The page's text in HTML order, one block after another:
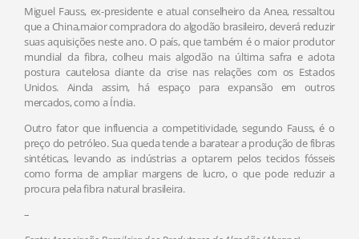
Miguel Fauss, ex-presidente e atual conselheiro da Anea, ressaltou
que a China,maior compradora do algodão brasileiro, deverá reduzir
suas aquisições neste ano. O país, que também é o maior produtor
mundial da fibra, colheu mais algodão na última safra e adota
postura cautelosa diante da crise nas relações com os Estados
Unidos. Ainda assim, há espaço para expansão em outros
mercados, como a Índia.
Outro fator que influencia a competitividade, segundo Fauss, é o
preço do petróleo. Sua queda tende a baratear a produção de fibras
sintéticas, levando as indústrias a optarem pelos tecidos fósseis
como forma de ampliar margens de lucro, o que pode reduzir a
procura pela fibra natural brasileira.
–